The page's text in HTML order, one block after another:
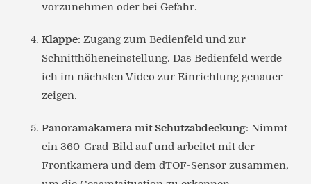
vorzunehmen oder bei Gefahr.
Klappe: Zugang zum Bedienfeld und zur
Schnitthöheneinstellung. Das Bedienfeld werde
ich im nächsten Video zur Einrichtung genauer
zeigen.
Panoramakamera mit Schutzabdeckung: Nimmt
ein 360-Grad-Bild auf und arbeitet mit der
Frontkamera und dem dTOF-Sensor zusammen,